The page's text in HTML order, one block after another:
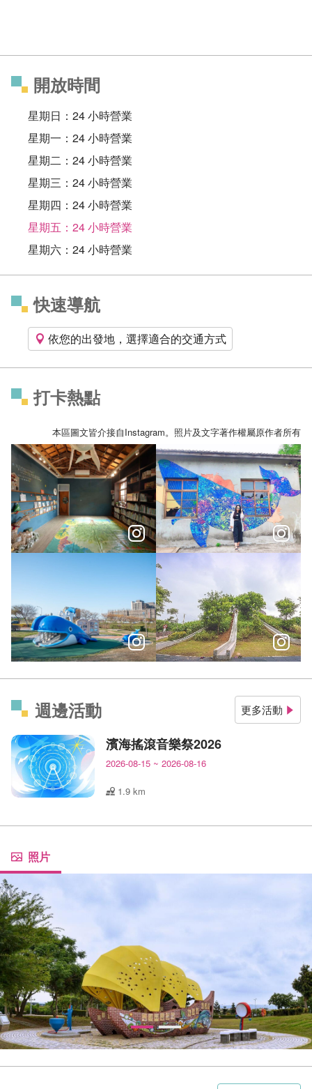
開放時間
星期日：24 小時營業
星期一：24 小時營業
星期二：24 小時營業
星期三：24 小時營業
星期四：24 小時營業
星期五：24 小時營業
星期六：24 小時營業
快速導航
依您的出發地，選擇適合的交通方式
打卡熱點
本區圖文皆介接自Instagram。照片及文字著作權屬原作者所有
台中海洋館續集登場海洋控快收！台中藍色秘境攻略
「你是很開朗、溫柔、善良的
週邊活動 更多活動
濱海搖滾音樂祭2026
2026-08-15 ~ 2026-08-16
1.9 km
照片